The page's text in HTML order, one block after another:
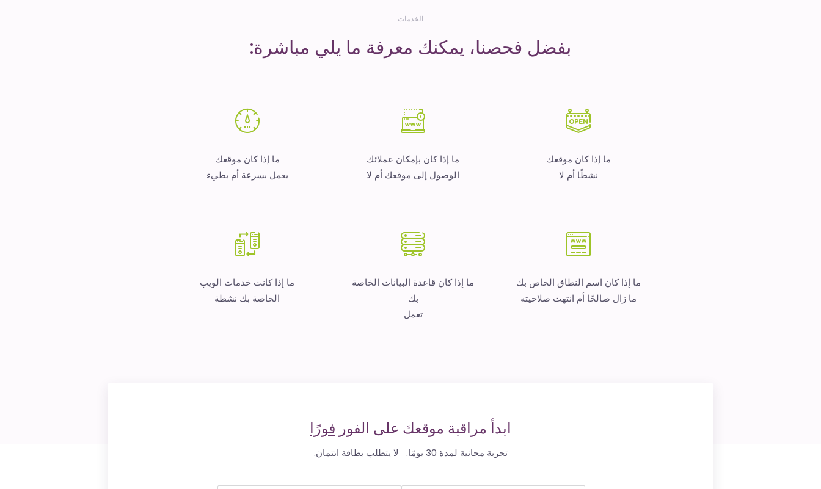
الخدمات
بفضل فحصنا، يمكنك معرفة ما يلي مباشرة:
ما إذا كان موقعك
نشطًا أم لا
ما إذا كان بإمكان عملائك
الوصول إلى موقعك أم لا
ما إذا كان موقعك
يعمل بسرعة أم بطيء
ما إذا كان اسم النطاق الخاص بك
ما زال صالحًا أم انتهت صلاحيته
ما إذا كان قاعدة البيانات الخاصة
بك
تعمل
ما إذا كانت خدمات الويب
الخاصة بك نشطة
ابدأ مراقبة موقعك على الفور فورًا
تجربة مجانية لمدة 30 يومًا. لا يتطلب بطاقة ائتمان.